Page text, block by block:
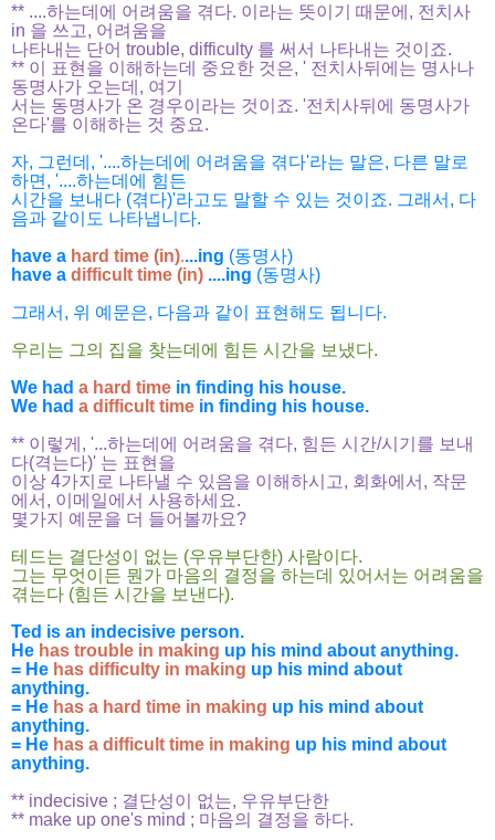
** ....하는데에 어려움을 겪다. 이라는 뜻이기 때문에, 전치사
in 을 쓰고, 어려움을
나타내는 단어 trouble, difficulty 를 써서 나타내는 것이죠.
** 이 표현을 이해하는데 중요한 것은, ' 전치사뒤에는 명사나
동명사가 오는데, 여기
서는 동명사가 온 경우이라는 것이죠. '전치사뒤에 동명사가
온다'를 이해하는 것 중요.
자, 그런데, '....하는데에 어려움을 겪다'라는 말은, 다른 말로
하면, '....하는데에 힘든
시간을 보내다 (겪다)'라고도 말할 수 있는 것이죠. 그래서, 다
음과 같이도 나타냅니다.
have a hard time (in)....ing (동명사)
have a difficult time (in) ....ing (동명사)
그래서, 위 예문은, 다음과 같이 표현해도 됩니다.
우리는 그의 집을 찾는데에 힘든 시간을 보냈다.
We had a hard time in finding his house.
We had a difficult time in finding his house.
** 이렇게, '...하는데에 어려움을 겪다, 힘든 시간/시기를 보내
다(격는다)' 는 표현을
이상 4가지로 나타낼 수 있음을 이해하시고, 회화에서, 작문
에서, 이메일에서 사용하세요.
몇가지 예문을 더 들어볼까요?
테드는 결단성이 없는 (우유부단한) 사람이다.
그는 무엇이든 뭔가 마음의 결정을 하는데 있어서는 어려움을
겪는다 (힘든 시간을 보낸다).
Ted is an indecisive person.
He has trouble in making up his mind about anything.
= He has difficulty in making up his mind about
anything.
= He has a hard time in making up his mind about
anything.
= He has a difficult time in making up his mind about
anything.
** indecisive ; 결단성이 없는, 우유부단한
** make up one's mind ; 마음의 결정을 하다.